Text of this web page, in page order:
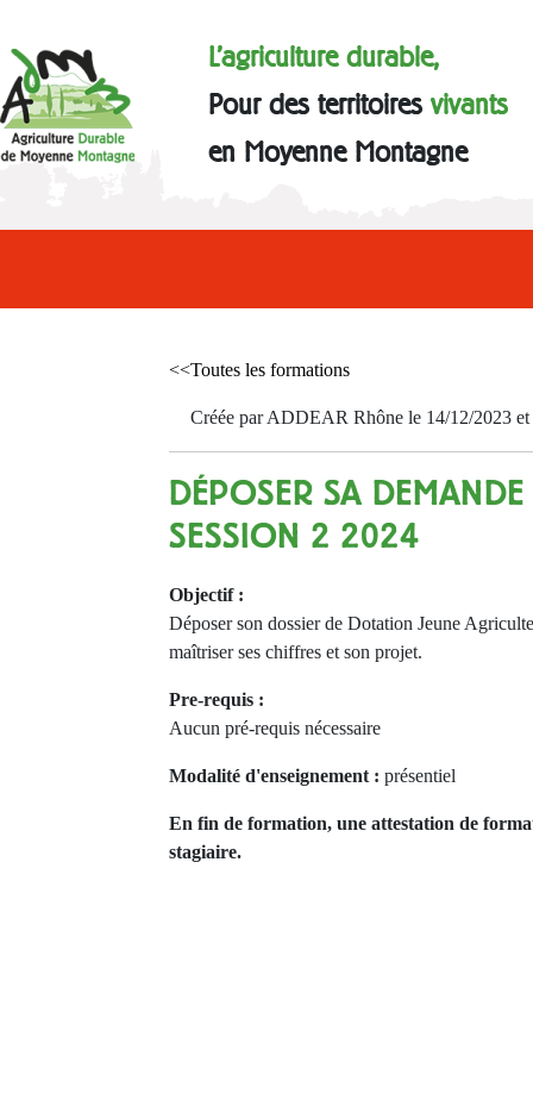
L'agriculture durable,
Pour des territoiresvivants
en Moyenne Montagne
<<Toutes les formations
Créée par ADDEAR Rhône le 14/12/2023 et
DÉPOSER SA
SESSION 2 2024
Objectif :
Déposer son dossier de Dotation Jeune
maîtriser ses chiffres et son projet.
Pre-requis :
Aucun pré-requis nécessaire
Modalité d'enseignement : présentiel
En fin de formation, une attestation de
stagiaire.